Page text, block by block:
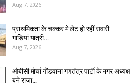
Aug 7, 2026
प्राथमिकता के चक्कर में लेट हो रहीं सवारी
गाड़ियां यात्री…
Aug 7, 2026
ओबीसी मोर्चा गोंडवाना गणतंत्र पार्टी के नगर अध्यक्ष
बने राजा…